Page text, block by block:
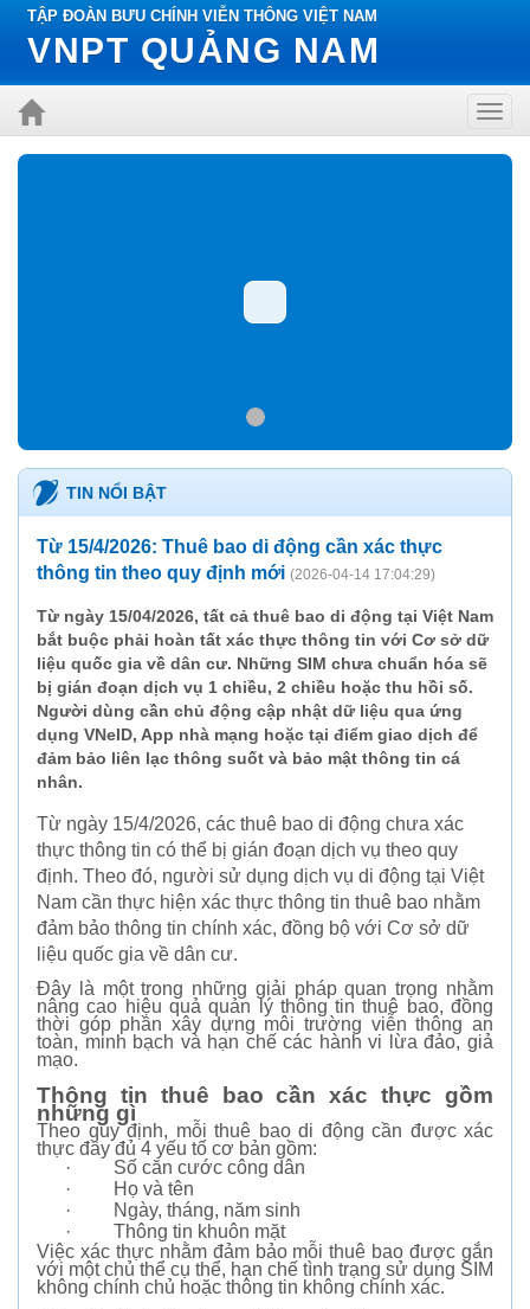
TẬP ĐOÀN BƯU CHÍNH VIỄN THÔNG VIỆT NAM
VNPT QUẢNG NAM
TIN NỔI BẬT
Từ 15/4/2026: Thuê bao di động cần xác thực
thông tin theo quy định mới (2026-04-14 17:04:29)
Từ ngày 15/04/2026, tất cả thuê bao di động tại Việt Nam
bắt buộc phải hoàn tất xác thực thông tin với Cơ sở dữ
liệu quốc gia về dân cư. Những SIM chưa chuẩn hóa sẽ
bị gián đoạn dịch vụ 1 chiều, 2 chiều hoặc thu hồi số.
Người dùng cần chủ động cập nhật dữ liệu qua ứng
dụng VNeID, App nhà mạng hoặc tại điểm giao dịch để
đảm bảo liên lạc thông suốt và bảo mật thông tin cá
nhân.
Từ ngày 15/4/2026, các thuê bao di động chưa xác
thực thông tin có thể bị gián đoạn dịch vụ theo quy
định. Theo đó, người sử dụng dịch vụ di động tại Việt
Nam cần thực hiện xác thực thông tin thuê bao nhằm
đảm bảo thông tin chính xác, đồng bộ với Cơ sở dữ
liệu quốc gia về dân cư.
Đây là một trong những giải pháp quan trọng nhằm
nâng cao hiệu quả quản lý thông tin thuê bao, đồng
thời góp phần xây dựng môi trường viễn thông an
toàn, minh bạch và hạn chế các hành vi lừa đảo, giả
mạo.
Thông tin thuê bao cần xác thực gồm
những gì
Theo quy định, mỗi thuê bao di động cần được xác
thực đầy đủ 4 yếu tố cơ bản gồm:
·
Số căn cước công dân
·
Họ và tên
·
Ngày, tháng, năm sinh
·
Thông tin khuôn mặt
Việc xác thực nhằm đảm bảo mỗi thuê bao được gắn
với một chủ thể cụ thể, hạn chế tình trạng sử dụng SIM
không chính chủ hoặc thông tin không chính xác.